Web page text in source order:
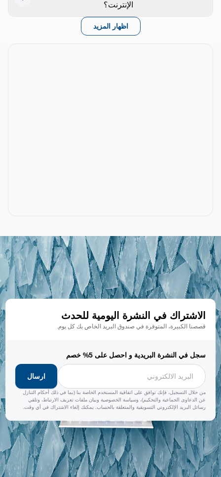
الإرشادات وحل المشكلات فورًا.الإنترنت؟
نعم، يمكنك استخدام نموذج الاتصال على صفحة التواصل لجدولة خدمات
التركيب والصيانة أو الإصلاح في الوقت الذي يناسبك.
اظهار المزيد
الاشتراك في النشرة اليومية للحدث
قصصنا الكبيرة، المتوفرة في صندوق البريد الخاص بك كل يوم.
سجل في النشرة البريدية و احصل على 5% خصم
ارسال
من خلال التسجيل، فإنك توافق على اتفاقية المستخدم الخاصة بنا (بما في ذلك أحكام التنازل
عن الدعاوى الجماعية والتحكيم)، وسياسة الخصوصية وبيان ملفات تعريف الارتباط، وتلقي
رسائل البريد الإلكتروني التسويقية والمتعلقة بالحساب. يمكنك إلغاء الاشتراك في أي وقت.